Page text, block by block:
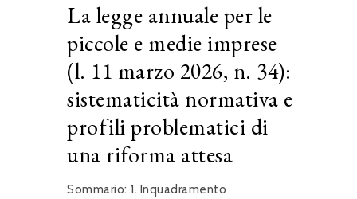
La legge annuale per le
piccole e medie imprese
(l. 11 marzo 2026, n. 34):
sistematicità normativa e
profili problematici di
una riforma attesa
Sommario: 1. Inquadramento